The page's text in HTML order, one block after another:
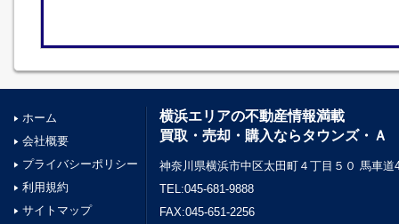
ホーム
会社概要
プライバシーポリシー
利用規約
サイトマップ
横浜エリアの不動産情報満載
買取・売却・購入ならタウンズ・Ａ
神奈川県横浜市中区太田町４丁目５０ 馬車道
TEL:045-681-9888
FAX:045-651-2256